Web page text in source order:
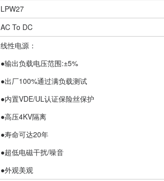
LPW27
AC To DC
线性电源：
●输出负载电压范围:±5%
●出厂100%通过满负载测试
●内置VDE/UL认证保险丝保护
●高压4KV隔离
●寿命可达20年
●超低电磁干扰/噪音
●外观美观